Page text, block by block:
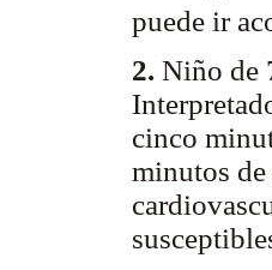
puede ir
2. Niño de
cinco
minutos de